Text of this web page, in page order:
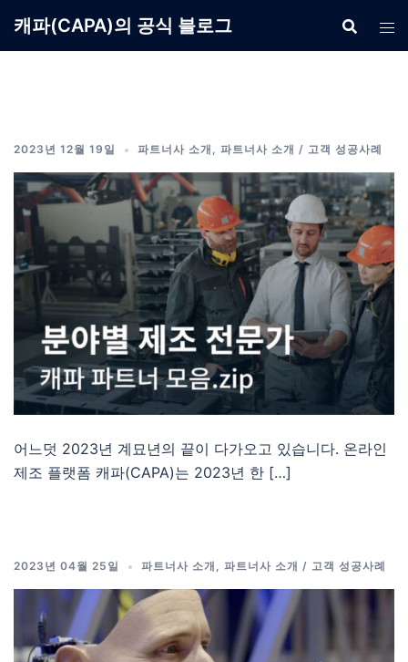
캐파(CAPA)의 공식 블로그
2023년 12월 19일 파트너사 소개 , 파트너사 소개 / 고객 성공사례
어느덧 2023년 계묘년의 끝이 다가오고 있습니다. 온라인
제조 플랫폼 캐파(CAPA)는 2023년 한 […]
2023년 04월 25일 파트너사 소개 , 파트너사 소개 / 고객 성공사례